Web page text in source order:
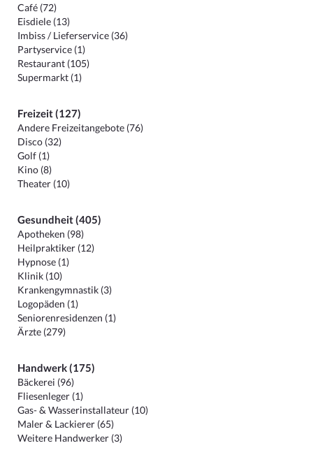
Café (72)
Eisdiele (13)
Imbiss / Lieferservice (36)
Partyservice (1)
Restaurant (105)
Supermarkt (1)
Freizeit (127)
Andere Freizeitangebote (76)
Disco (32)
Golf (1)
Kino (8)
Theater (10)
Gesundheit (405)
Apotheken (98)
Heilpraktiker (12)
Hypnose (1)
Klinik (10)
Krankengymnastik (3)
Logopäden (1)
Seniorenresidenzen (1)
Ärzte (279)
Handwerk (175)
Bäckerei (96)
Fliesenleger (1)
Gas- & Wasserinstallateur (10)
Maler & Lackierer (65)
Weitere Handwerker (3)